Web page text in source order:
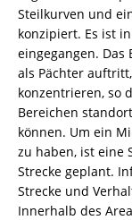
Steilkurven und
konzipiert. Es ist
eingegangen. Das
als Pächter
konzentrieren, so
Bereichen
können. Um ein
zu haben, ist eine
Strecke geplant.
Strecke und
Innerhalb des